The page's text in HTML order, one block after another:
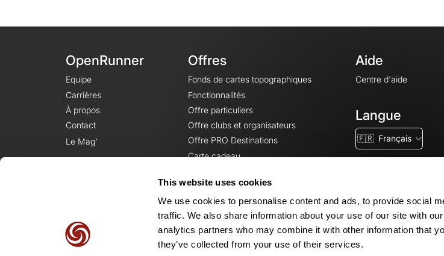
This website uses cookies
We use cookies to personalise content and ads, to provide social
traffic. We also share information about your use of our site with
analytics partners who may combine it with other information that
they’ve collected from your use of their services.
OpenRunner
Equipe
Carrières
À propos
Contact
Le Mag'
Offres
Fonds de cartes topographiques
Fonctionnalités
Offre particuliers
Offre clubs et organisateurs
Offre PRO Destinations
Carte cadeau
Aide
Centre d'aide
Langue
🇫🇷 Français